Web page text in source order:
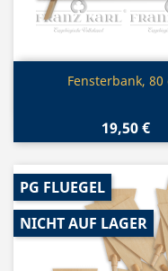

Fensterbank, 80
19,50 €
PG FLUEGEL
NICHT AUF LAGER